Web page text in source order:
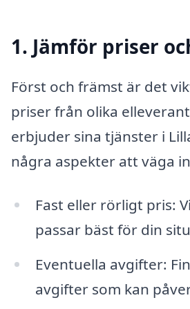
1. Jämför priser
Först och främst är det
priser från olika
erbjuder sina tjänster i
några aspekter att väga
Fast eller rörligt pris:
passar bäst för din
Eventuella avgifter:
avgifter som kan